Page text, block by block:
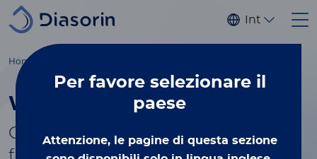
Salta al contenuto principale
Per favore selezionare il
paese
Attenzione, le pagine di questa sezione
Home
White Papers & Tech Notes
Gain more xMAP
xPERTISE by